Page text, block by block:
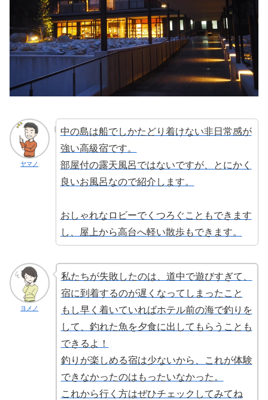
ヤマノ
中の島は船でしかたどり着けない非日常感が
強い高級宿です。
部屋付の露天風呂ではないですが、とにかく
良いお風呂なので紹介します。
おしゃれなロビーでくつろぐこともできます
し、屋上から高台へ軽い散歩もできます。
ヨメノ
私たちが失敗したのは、道中で遊びすぎて、
宿に到着するのが遅くなってしまったこと
もし早く着いていればホテル前の海で釣りを
して、釣れた魚を夕食に出してもらうことも
できるよ！
釣りが楽しめる宿は少ないから、これが体験
できなかったのはもったいなかった。
これから行く方はぜひチェックしてみてね